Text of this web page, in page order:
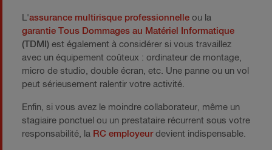
L'assurance multirisque professionnelle ou la
garantie Tous Dommages au Matériel Informatique
(TDMI) est également à considérer si vous travaillez
avec un équipement coûteux : ordinateur de montage,
micro de studio, double écran, etc. Une panne ou un vol
peut sérieusement ralentir votre activité.
Enfin, si vous avez le moindre collaborateur, même un
stagiaire ponctuel ou un prestataire récurrent sous votre
responsabilité, la RC employeurdevient indispensable.